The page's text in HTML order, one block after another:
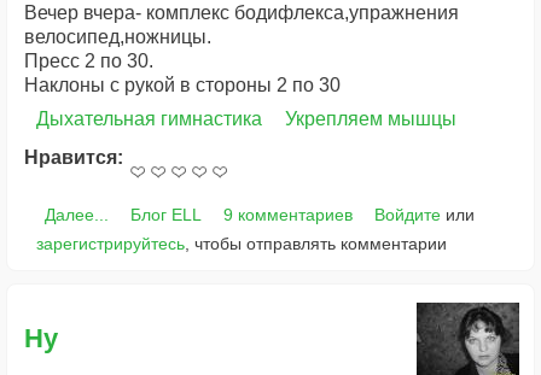
Вечер вчера- комплекс бодифлекса,упражнения
велосипед,ножницы.
Пресс 2 по 30.
Наклоны с рукой в стороны 2 по 30
Дыхательная гимнастика
Укрепляем мышцы
Нравится:
Далее... Блог ELL 9 комментариев Войдитеили
зарегистрируйтесь , чтобы отправлять комментарии
Ну